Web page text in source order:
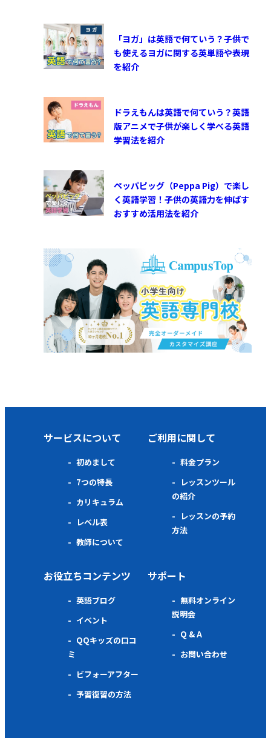
「ヨガ」は英語で何ていう？子供で
も使えるヨガに関する英単語や表現
を紹介
ドラえもんは英語で何ていう？英語
版アニメで子供が楽しく学べる英語
学習法を紹介
ペッパピッグ（Peppa Pig）で楽し
く英語学習！子供の英語力を伸ばす
おすすめ活用法を紹介
サービスについて
初めまして
7つの特長
カリキュラム
レベル表
教師について
ご利用に関して
料金プラン
レッスンツール
の紹介
レッスンの予約
方法
お役立ちコンテンツ
英語ブログ
イベント
QQキッズの口コ
ミ
ビフォーアフター
予習復習の方法
サポート
無料オンライン
説明会
Q & A
お問い合わせ